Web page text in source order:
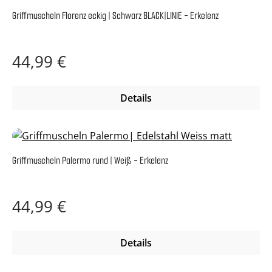
Griffmuscheln Florenz eckig | Schwarz BLACK|LINIE - Erkelenz
Regulärer Preis:
44,99 €
Details
Griffmuscheln Palermo rund | Weiß - Erkelenz
Regulärer Preis:
44,99 €
Details